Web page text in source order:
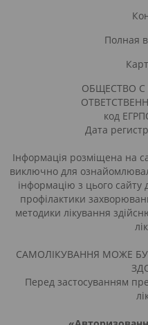
Полная
ОБЩЕСТВО
код
Дата
Інформація розміщена на
виключно для
інформацію з цього сайту
профілактики
методики лікування
САМОЛІКУВАННЯ МОЖЕ
Перед застосуванням